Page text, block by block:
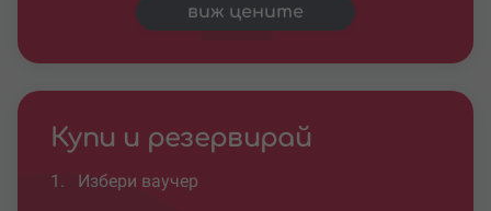
виж цените
Купи и резервирай
1. Избери ваучер